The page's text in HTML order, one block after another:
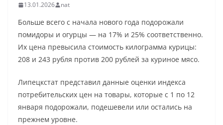
13.01.2026 nat
Больше всего с начала нового года подорожали
помидоры и огурцы — на 17% и 25% соответственно.
Их цена превысила стоимость килограмма курицы:
208 и 243 рубля против 200 рублей за куриное мясо.
Липецкстат представил данные оценки индекса
потребительских цен на товары, которые с 1 по 12
января подорожали, подешевели или остались на
прежнем уровне.